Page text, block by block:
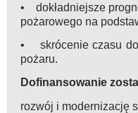
• dokładniejsze
pożarowego na
• skrócenie czasu
pożaru.
Dofinansowanie
rozwój i modernizację